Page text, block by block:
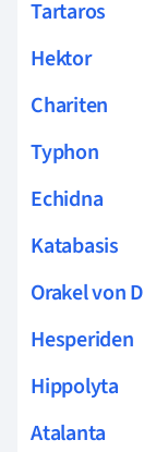
Tartaros
Hektor
Chariten
Typhon
Echidna
Katabasis
Orakel von
Hesperiden
Hippolyta
Atalanta